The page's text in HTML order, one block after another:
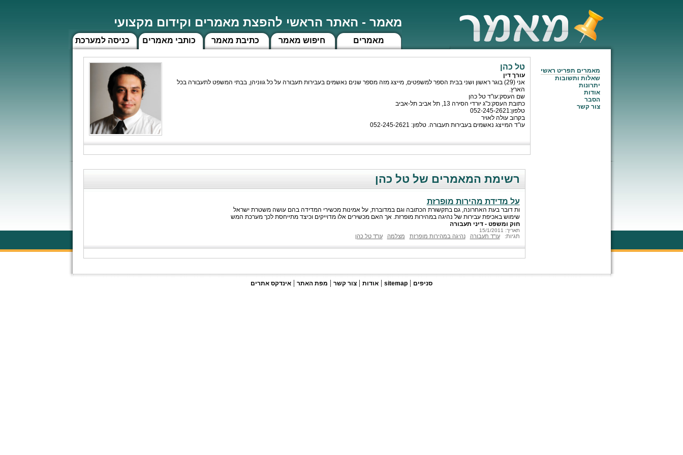
מאמר - האתר הראשי להפצת מאמרים וקידום מקצועי
כניסה למערכת כותבי מאמרים כתיבת מאמר חיפוש מאמר מאמרים
טל כהן
עורך דין
אני (29) בוגר ראשון ושני בבית הספר למשפטים, מייצג מזה מספר שנים נאשמים בעבירות תעבורה על כל גווניהן, בבתי המשפט לתעבורה בכל
הארץ.
שם העסק:עו"ד טל כהן
כתובת העסק:כ"ג יורדי הסירה 13, תל אביב תל-אביב
טלפון:052-245-2621
בקרוב עולה לאויר
עו"ד המייצג נאשמים בעבירות תעבורה. טלפון: 052-245-2621
רשימת המאמרים של טל כהן
על מדידת מהירות מופרזת
ות דובר בעת האחרונה, גם בתקשורת הכתובה וגם במדוברת, על אמינות מכשירי המדידה בהם עושה משטרת ישראל
שימוש באכיפת עבירות של נהיגה במהירות מופרזת. אך האם מכשירים אלו מדוייקים וכיצד מתייחסת לכך מערכת המש
חוק ומשפט - דיני תעבורה
תאריך: 15/1/2011
תגיות:עו"ד תעבורה נהיגה במהירות מופרזת מצלמה עו"ד טל כהן
מאמרים תפריט ראשי
שאלות ותשובות
יתרונות
אודות
הסבר
צור קשר
אודות | צור קשר | מפת האתר | אינדקס אתרים | sitemap | סניפים